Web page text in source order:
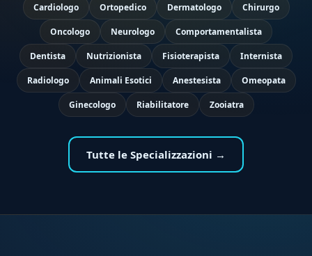
Cardiologo Ortopedico Dermatologo Chirurgo
Oncologo Neurologo Comportamentalista
Dentista Nutrizionista Fisioterapista Internista
Radiologo Animali Esotici Anestesista Omeopata
Ginecologo Riabilitatore Zooiatra
Tutte le Specializzazioni →